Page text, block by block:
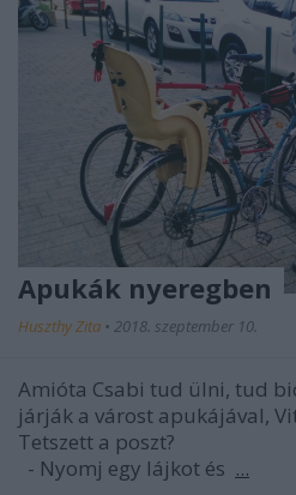
Apukák nyeregben
Huszthy Zita • 2018. szeptember 10.
Amióta Csabi tud ülni, tud
járják a várost apukájával,
Tetszett a poszt?
- Nyomj egy lájkot és ...